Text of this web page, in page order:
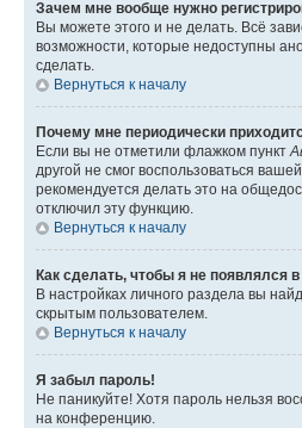
Зачем мне вообще нужно
Вы можете этого и не делать. Всё
возможности, которые недоступны
сделать.
Вернуться к началу
Почему мне периодически
Если вы не отметили флажком пункт
другой не смог воспользоваться
рекомендуется делать это на
отключил эту функцию.
Вернуться к началу
Как сделать, чтобы я не появлялся
В настройках личного раздела вы
скрытым пользователем.
Вернуться к началу
Я забыл пароль!
Не паникуйте! Хотя пароль нельзя
на конференцию.